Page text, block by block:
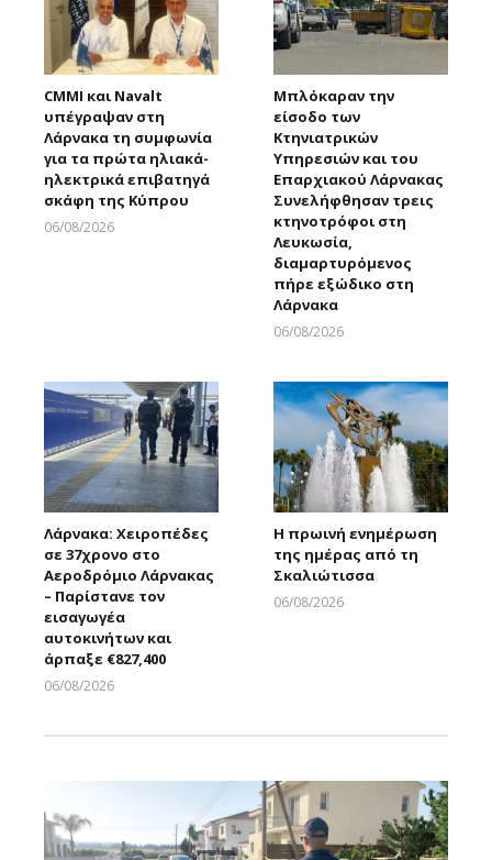
CMMI και Navalt
υπέγραψαν στη
Λάρνακα τη συμφωνία
για τα πρώτα ηλιακά-
ηλεκτρικά επιβατηγά
σκάφη της Κύπρου
06/08/2026
Μπλόκαραν την
είσοδο των
Κτηνιατρικών
Υπηρεσιών και του
Επαρχιακού Λάρνακας
Συνελήφθησαν τρεις
κτηνοτρόφοι στη
Λευκωσία,
διαμαρτυρόμενος
πήρε εξώδικο στη
Λάρνακα
06/08/2026
Λάρνακα: Χειροπέδες
σε 37χρονο στο
Αεροδρόμιο Λάρνακας
– Παρίστανε τον
εισαγωγέα
αυτοκινήτων και
άρπαξε €827,400
06/08/2026
Η πρωινή ενημέρωση
της ημέρας από τη
Σκαλιώτισσα
06/08/2026